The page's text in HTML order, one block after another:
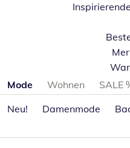
Produktkategorien
Mode Wohnen SALE
Neu!
Damenmode